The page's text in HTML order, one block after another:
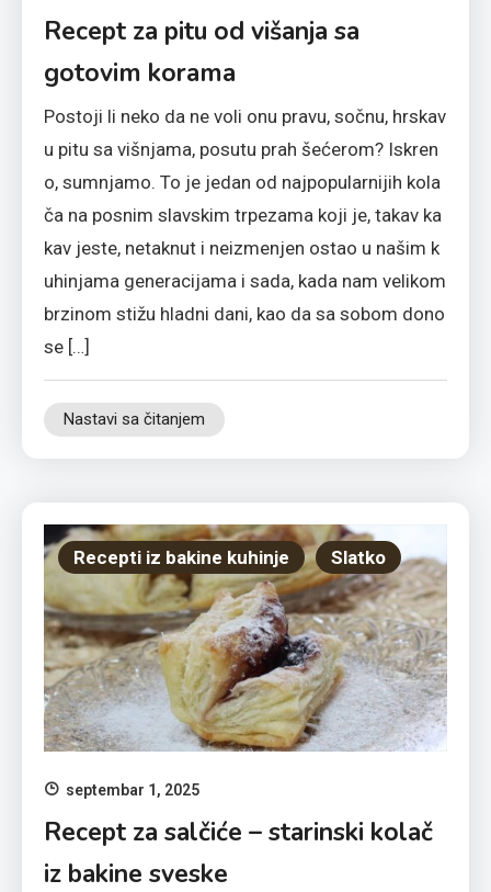
Recept za pitu od višanja sa
gotovim korama
Postoji li neko da ne voli onu pravu, sočnu, hrskav
u pitu sa višnjama, posutu prah šećerom? Iskren
o, sumnjamo. To je jedan od najpopularnijih kola
ča na posnim slavskim trpezama koji je, takav ka
kav jeste, netaknut i neizmenjen ostao u našim k
uhinjama generacijama i sada, kada nam velikom
brzinom stižu hladni dani, kao da sa sobom dono
se […]
Nastavi sa čitanjem
Recepti iz bakine kuhinje Slatko
septembar 1, 2025
Recept za salčiće – starinski kolač
iz bakine sveske